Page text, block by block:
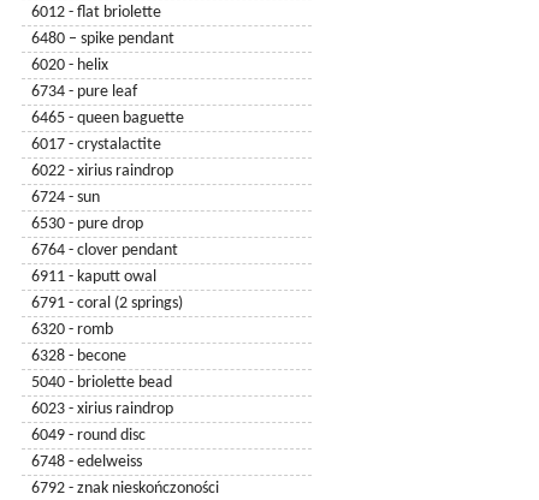
6012 - flat briolette
6480 – spike pendant
6020 - helix
6734 - pure leaf
6465 - queen baguette
6017 - crystalactite
6022 - xirius raindrop
6724 - sun
6530 - pure drop
6764 - clover pendant
6911 - kaputt owal
6791 - coral (2 springs)
6320 - romb
6328 - becone
5040 - briolette bead
6023 - xirius raindrop
6049 - round disc
6748 - edelweiss
6792 - znak nieskończoności
5000 - kulka
5600 - kulka
5205 - kulka
5045 - kulka
5514 - kulka
5601 - kulka
5621 - kulka twist